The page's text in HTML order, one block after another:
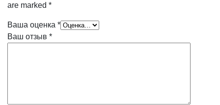
are marked *
Ваша оценка *
Ваш отзыв *